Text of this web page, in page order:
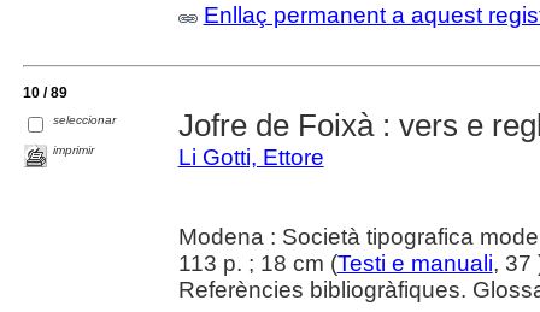
Enllaç permanent a aquest
10 / 89
seleccionar
imprimir
Jofre de Foixà : vers e
Li Gotti, Ettore
Modena : Società tipografica
113 p. ; 18 cm (Testi e manuali, 37
Referències bibliogràfiques.